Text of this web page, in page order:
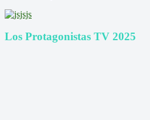
Los Protagonistas TV 2025